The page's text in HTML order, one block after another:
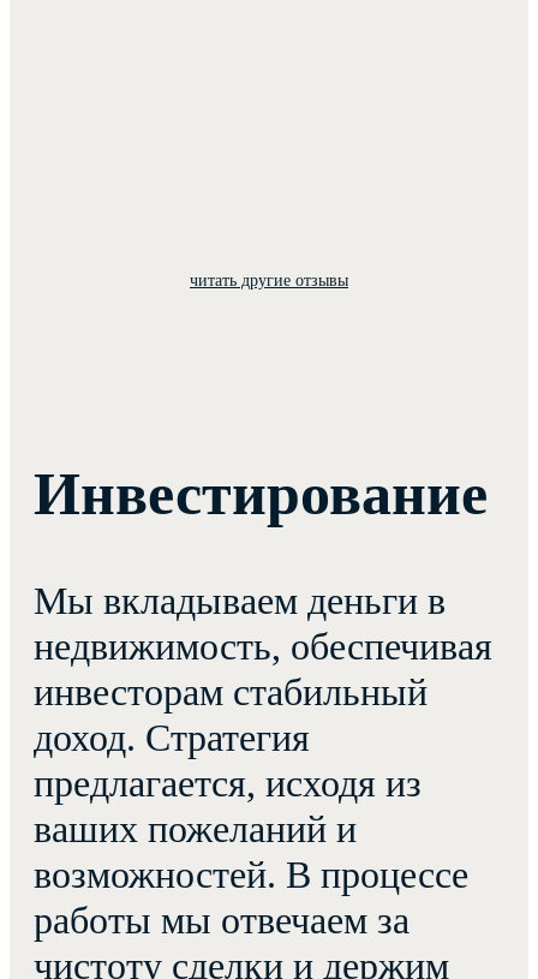
читать другие отзывы
Инвестирование
Мы вкладываем деньги в
недвижимость, обеспечивая
инвесторам стабильный
доход. Стратегия
предлагается, исходя из
ваших пожеланий и
возможностей. В процессе
работы мы отвечаем за
чистоту сделки и держим